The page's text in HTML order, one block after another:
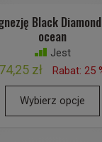
Black
ocean
Jest
74,25 zł Rabat: 25
Wybierz opcje